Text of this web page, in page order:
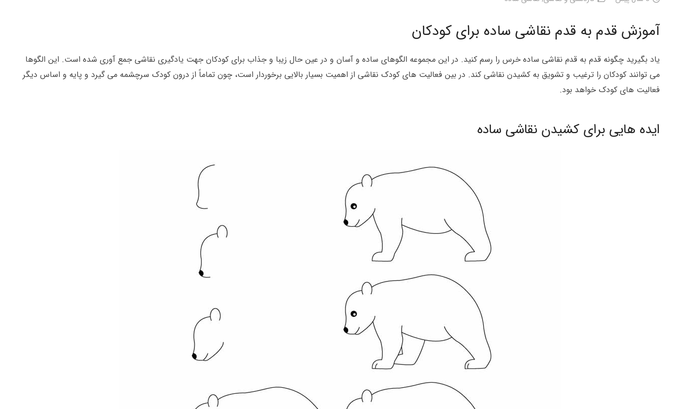
آموزش قدم به قدم نقاشی ساده برای کودکان
یاد بگیرید چگونه قدم به قدم نقاشی ساده خرس را رسم کنید. در این مجموعه الگوهای ساده و آسان و در عین حال زیبا و جذاب برای کودکان جهت یادگیری نقاشی جمع آوری شده است. این الگوها
می توانند کودکان را ترغیب و تشویق به کشیدن نقاشی کند. در بین فعالیت های کودک نقاشی از اهمیت بسیار بالایی برخوردار است، چون تماماً از درون کودک سرچشمه می گیرد و پایه و اساس دیگر
فعالیت های کودک خواهد بود.
ایده هایی برای کشیدن نقاشی ساده